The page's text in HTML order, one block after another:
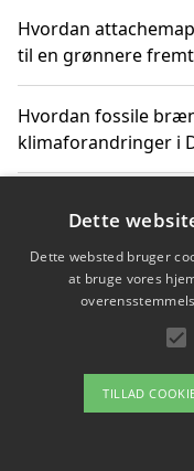
Hvordan
til en grønnere
Hvordan fossile
klimaforandringer i
klimaændringer
Hvordan citater
Om /
Dette
Dette websted bruger
at bruge vores
TILLAD